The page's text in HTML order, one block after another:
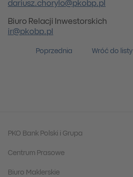
dariusz.chorylo@pkobp.pl
Biuro Relacji Inwestorskich
ir@pkobp.pl
Poprzednia Wróć do listy
PKO Bank Polski i Grupa
Centrum Prasowe
Biuro Maklerskie